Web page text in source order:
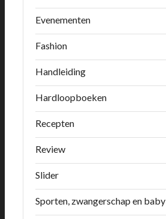
Evenementen
Fashion
Handleiding
Hardloopboeken
Recepten
Review
Slider
Sporten, zwangerschap en baby